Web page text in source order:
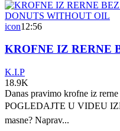
icon12:56
KROFNE IZ RERNE
K.I.P
18.9K
Danas pravimo krofne iz
POGLEDAJTE U VIDEU
masne? Naprav...